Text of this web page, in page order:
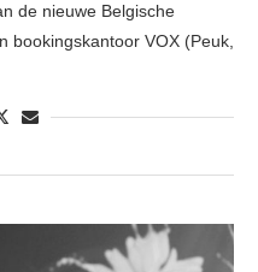
de nieuwe Belgische
bookingskantoor VOX (Peuk,